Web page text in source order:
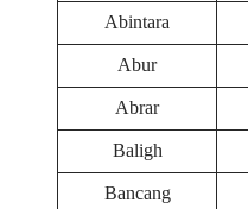
Abintara
Abur
Abrar
Baligh
Bancang